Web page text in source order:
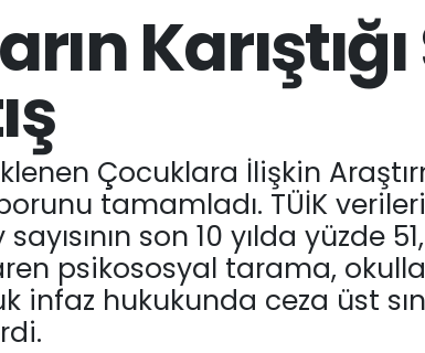
Çocuklara İlişkin
tamamladı. TÜİK
sayısının son 10 yılda
psikososyal tarama,
hukukunda ceza üst